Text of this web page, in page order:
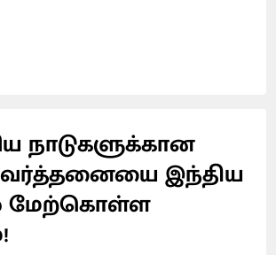
நாடுகளுக்கான
இந்திய
மேற்கொள்ள